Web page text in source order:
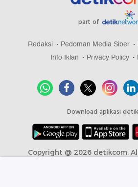
part of
Redaksi Pedoman Media Siber
Info Iklan
Privacy Policy
Download aplikasi
Copyright @ 2026 detikcom,